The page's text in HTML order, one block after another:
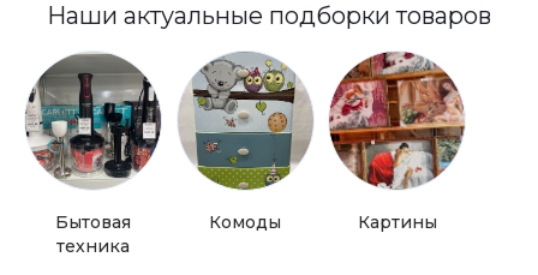
Наши актуальные подборки товаров
Бытовая
техника
Комоды Картины